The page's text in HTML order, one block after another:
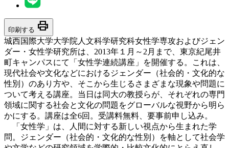
印刷する print
城西国際大学大学院人文科学研究科女性学専攻およびジェン
ダー・女性学研究所は、2013年１月～2月まで、東京紀尾井
町キャンパスにて「女性学連続講座」を開催する。これは、
現代社会や文化などにおけるジェンダー（社会的・文化的な
性別）のあり方や、そこから生じるさまざまな現象や問題に
ついて考える講座。当日は同大の教授らが、それぞれの専門
領域に関する社会と文化の問題をグローバルな視野から明ら
かにする。講座は全6回。受講料無料、要事前申し込み。
「女性学」は、人間に対する新しい視点から生まれた学
問。ジェンダー（社会的・文化的な性別）を軸として社会学